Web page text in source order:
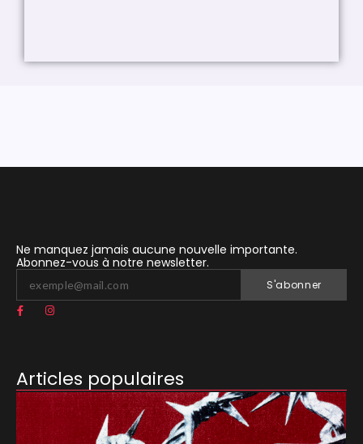
Ne manquez jamais aucune nouvelle importante.
Abonnez-vous à notre newsletter.
S'abonner
Articles populaires